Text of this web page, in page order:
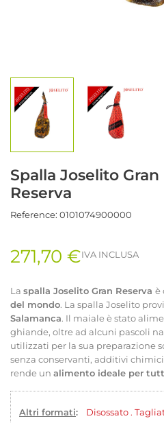
Spalla Joselito Gran
Reserva
Reference: 0101074900000
271,70 €IVA INCLUSA
La spalla Joselito Gran Reserva è
del mondo. La spalla Joselito
Salamanca. Il maiale è stato
ghiande, oltre ad alcuni pascoli
utilizzati per la sua preparazione
senza conservanti, additivi
rende un alimento ideale per
Altri formati: Disossato .